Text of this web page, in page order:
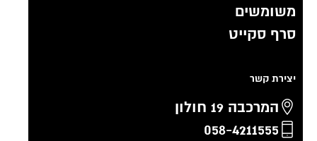
משומשים
סרף סקייט
יצירת קשר
המרכבה 19 חולון
058-4211555